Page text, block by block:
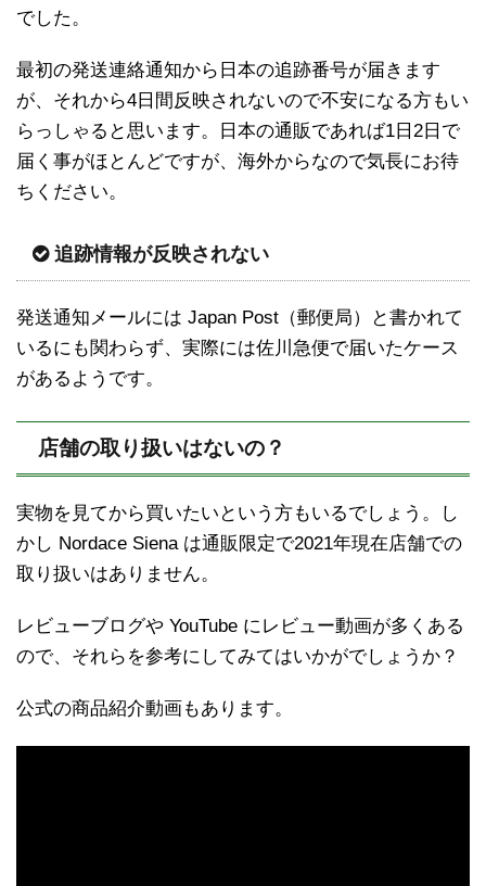
でした。
最初の発送連絡通知から日本の追跡番号が届きます
が、それから4日間反映されないので不安になる方もい
らっしゃると思います。日本の通販であれば1日2日で
届く事がほとんどですが、海外からなので気長にお待
ちください。
追跡情報が反映されない
発送通知メールには Japan Post（郵便局）と書かれて
いるにも関わらず、実際には佐川急便で届いたケース
があるようです。
店舗の取り扱いはないの？
実物を見てから買いたいという方もいるでしょう。し
かし Nordace Siena は通販限定で2021年現在店舗での
取り扱いはありません。
レビューブログや YouTube にレビュー動画が多くある
ので、それらを参考にしてみてはいかがでしょうか？
公式の商品紹介動画もあります。